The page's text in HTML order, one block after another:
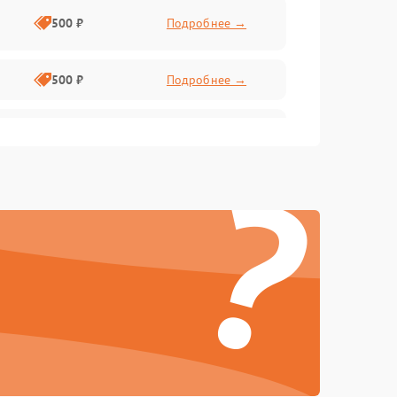
500 ₽ Подробнее →
500 ₽ Подробнее →
500 ₽
Подробнее →
Подробнее →
?